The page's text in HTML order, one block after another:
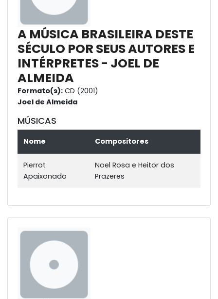
A MÚSICA BRASILEIRA DESTE
SÉCULO POR SEUS AUTORES E
INTÉRPRETES - JOEL DE
ALMEIDA
Formato(s): CD (2001)
Joel de Almeida
MÚSICAS
Nome Compositores
Pierrot
Apaixonado
Noel Rosa e Heitor dos
Prazeres